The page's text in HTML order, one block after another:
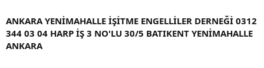
ANKARA YENİMAHALLE İŞİTME ENGELLİLER DERNEĞİ 0312
344 03 04 HARP İŞ 3 NO'LU 30/5 BATIKENT YENİMAHALLE
ANKARA